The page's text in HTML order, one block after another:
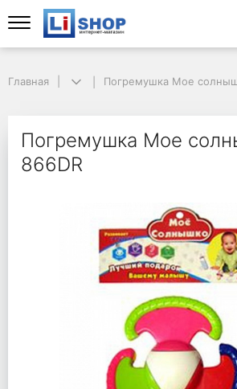
Главная Погремушка Мое
Погремушка Мое
866DR